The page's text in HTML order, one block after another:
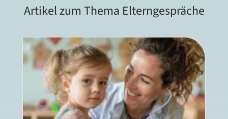
Artikel zum Thema Elterngespräche